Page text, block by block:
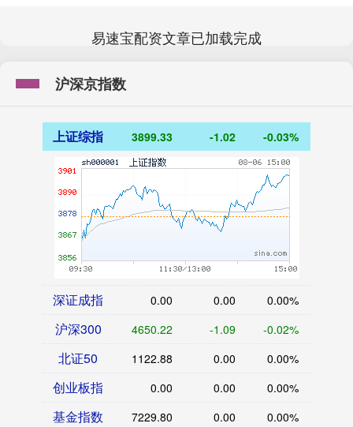
易速宝配资文章已加载完成
沪深京指数
上证综指 3899.33 -1.02 -0.03%
深证成指 0.00 0.00 0.00%
沪深300 4650.22 -1.09 -0.02%
北证50 1122.88 0.00 0.00%
创业板指 0.00 0.00 0.00%
基金指数 7229.80 0.00 0.00%